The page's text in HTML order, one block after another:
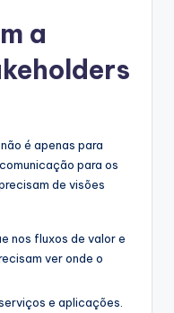
a
é apenas para
para os
de visões
nos fluxos de valor e
ver onde o
e aplicações.